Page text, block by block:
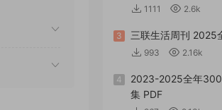
1111 2.6k
3 三联生活周刊 2025
993 2.16k
4
2023-2025全年
集 PDF